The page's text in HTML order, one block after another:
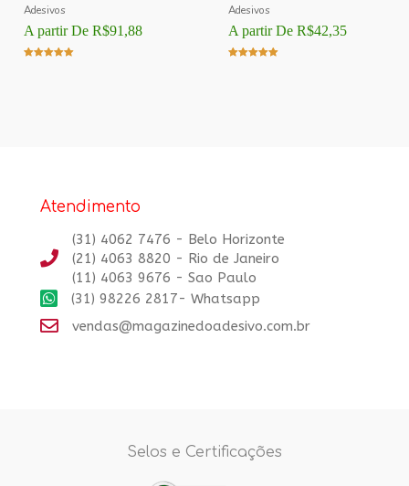
Adesivos
A partir De R$91,88
Adesivos
A partir De R$42,35
Atendimento
(31) 4062 7476 - Belo Horizonte
(21) 4063 8820 - Rio de Janeiro
(11) 4063 9676 - Sao Paulo
(31) 98226 2817- Whatsapp
vendas@magazinedoadesivo.com.br
Selos e Certificações